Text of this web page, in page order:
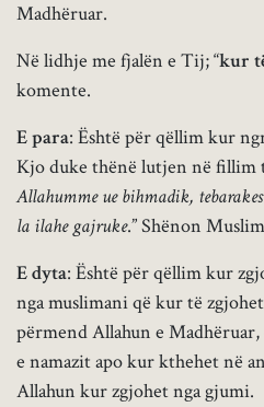
Madhëruar.
Në lidhje me fjalën e Tij; “kur
komente.
E para: Është për qëllim kur
Kjo duke thënë lutjen në fillim
Allahumme ue bihmadik,
la ilahe gajruke.” Shënon
E dyta: Është për qëllim kur
nga muslimani që kur të
përmend Allahun e
e namazit apo kur kthehet në
Allahun kur zgjohet nga gjumi.